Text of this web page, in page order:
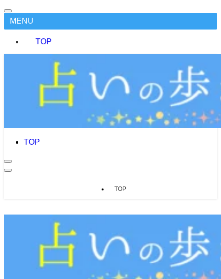
MENU
TOP
TOP
TOP